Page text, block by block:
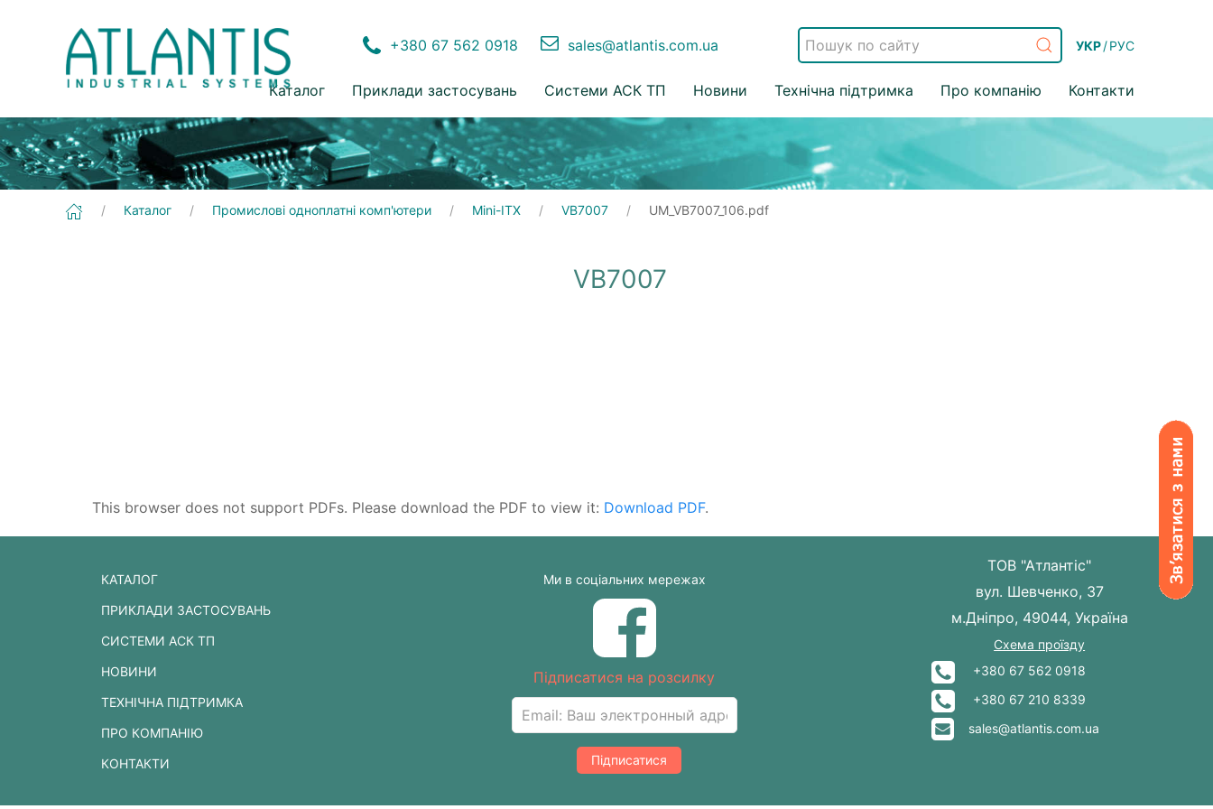
+380 67 562 0918 sales@atlantis.com.ua УКР/РУС
Каталог Приклади застосувань Системи АСК ТП Новини Технічна підтримка Про компанію Контакти
Каталог Промислові одноплатні комп'ютери Mini-ITX VB7007 UM_VB7007_106.pdf
VB7007
This browser does not support PDFs. Please download the PDF to view it: Download PDF.
КАТАЛОГ
ПРИКЛАДИ ЗАСТОСУВАНЬ
СИСТЕМИ АСК ТП
НОВИНИ
ТЕХНІЧНА ПІДТРИМКА
ПРО КОМПАНІЮ
КОНТАКТИ
Ми в соціальних мережах
Підписатися на розсилку
Підписатися
ТОВ "Атлантіс"
вул. Шевченко, 37
м.Дніпро, 49044, Україна
Схема проїзду
+380 67 562 0918
+380 67 210 8339
sales@atlantis.com.ua